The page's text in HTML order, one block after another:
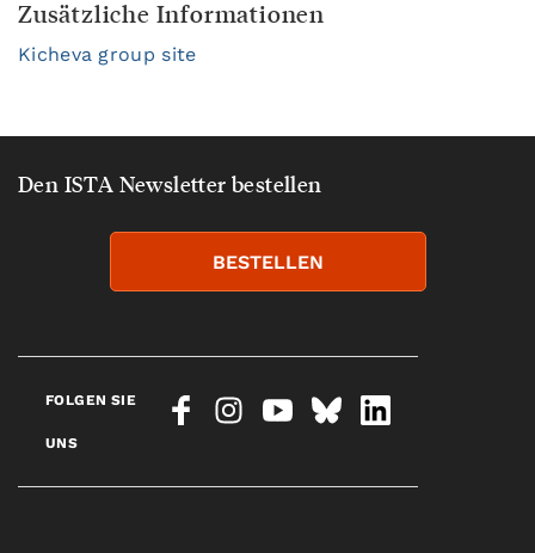
Zusätzliche Informationen
Kicheva group site
Den ISTA Newsletter bestellen
BESTELLEN
FOLGEN SIE
UNS